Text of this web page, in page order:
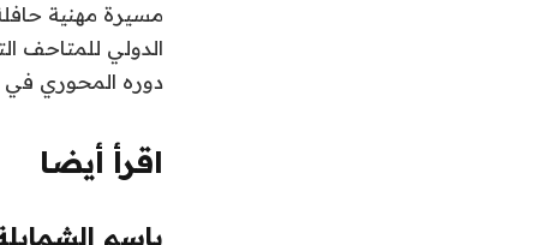
مسيرة مهنية
الدولي للمتاحف
دوره المحوري في
اقرأ أيضا
list
باسم